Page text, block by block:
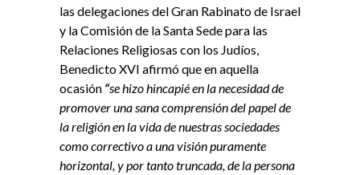
las delegaciones del Gran Rabinato de Israel
y la Comisión de la Santa Sede para las
Relaciones Religiosas con los Judíos,
Benedicto XVI afirmó que en aquella
ocasión “se hizo hincapié en la necesidad de
promover una sana comprensión del papel de
la religión en la vida de nuestras sociedades
como correctivo a una visión puramente
horizontal, y por tanto truncada, de la persona